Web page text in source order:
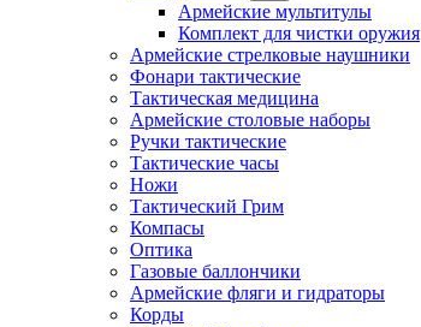
Армейские мультитулы
Комплект для чистки оружия
Армейские стрелковые наушники
Фонари тактические
Тактическая медицина
Армейские столовые наборы
Ручки тактические
Тактические часы
Ножи
Тактический Грим
Компасы
Оптика
Газовые баллончики
Армейские фляги и гидраторы
Корды